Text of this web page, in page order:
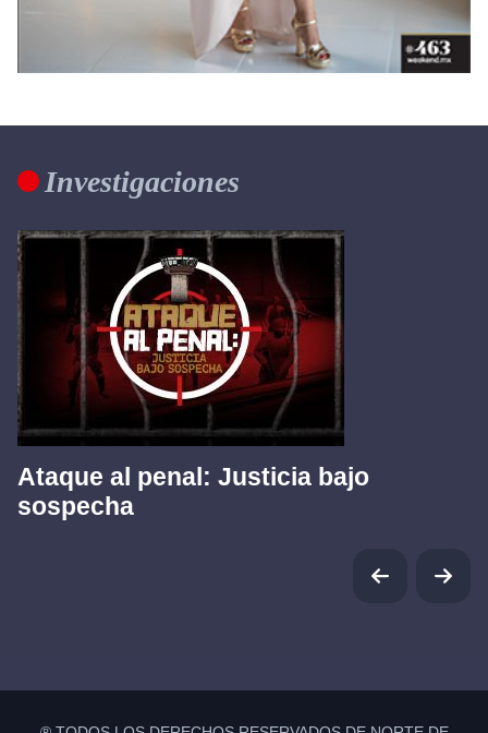
Investigaciones
Ataque al penal: Justicia bajo
sospecha